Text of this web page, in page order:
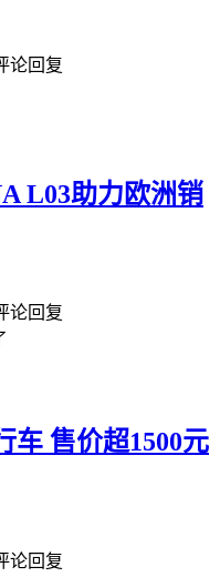
论回复
L03助力欧洲销
论回复
车 售价超1500元
论回复